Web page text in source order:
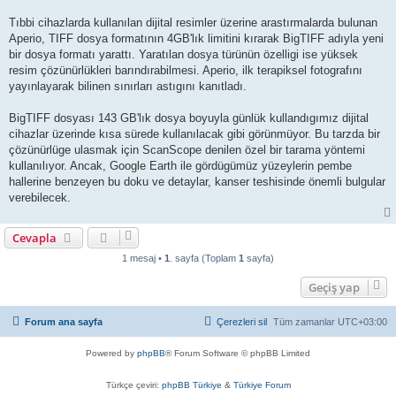
Tıbbi cihazlarda kullanılan dijital resimler üzerine arastırmalarda bulunan
Aperio, TIFF dosya formatının 4GB'lık limitini kırarak BigTIFF adıyla yeni
bir dosya formatı yarattı. Yaratılan dosya türünün özelligi ise yüksek
resim çözünürlükleri barındırabilmesi. Aperio, ilk terapiksel fotografını
yayınlayarak bilinen sınırları astıgını kanıtladı.
BigTIFF dosyası 143 GB'lık dosya boyuyla günlük kullandıgımız dijital
cihazlar üzerinde kısa sürede kullanılacak gibi görünmüyor. Bu tarzda bir
çözünürlüge ulasmak için ScanScope denilen özel bir tarama yöntemi
kullanılıyor. Ancak, Google Earth ile gördügümüz yüzeylerin pembe
hallerine benzeyen bu doku ve detaylar, kanser teshisinde önemli bulgular
verebilecek.
Cevapla
1 mesaj • 1 . sayfa (Toplam 1 sayfa)
Geçiş yap
Forum ana sayfa Tüm zamanlar UTC+03:00
Çerezleri sil
Powered by phpBB® Forum Software © phpBB Limited
Türkçe çeviri: phpBB Türkiye & Türkiye Forum